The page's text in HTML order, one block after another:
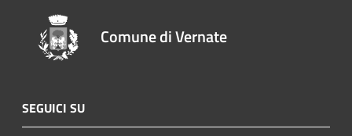
Comune di Vernate
SEGUICI SU